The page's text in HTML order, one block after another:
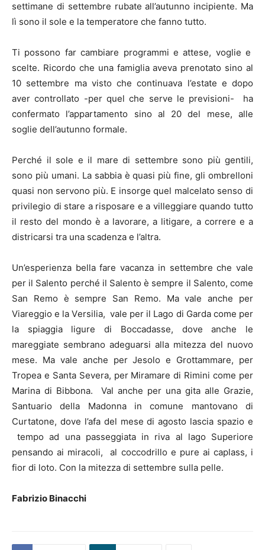
settimane di settembre rubate all’autunno incipiente. Ma
lì sono il sole e la temperatore che fanno tutto.
Ti possono far cambiare programmi e attese, voglie e
scelte. Ricordo che una famiglia aveva prenotato sino al
10 settembre ma visto che continuava l’estate e dopo
aver controllato -per quel che serve le previsioni- ha
confermato l’appartamento sino al 20 del mese, alle
soglie dell’autunno formale.
Perché il sole e il mare di settembre sono più gentili,
sono più umani. La sabbia è quasi più fine, gli ombrelloni
quasi non servono più. E insorge quel malcelato senso di
privilegio di stare a risposare e a villeggiare quando tutto
il resto del mondo è a lavorare, a litigare, a correre e a
districarsi tra una scadenza e l’altra.
Un’esperienza bella fare vacanza in settembre che vale
per il Salento perché il Salento è sempre il Salento, come
San Remo è sempre San Remo. Ma vale anche per
Viareggio e la Versilia, vale per il Lago di Garda come per
la spiaggia ligure di Boccadasse, dove anche le
mareggiate sembrano adeguarsi alla mitezza del nuovo
mese. Ma vale anche per Jesolo e Grottammare, per
Tropea e Santa Severa, per Miramare di Rimini come per
Marina di Bibbona. Val anche per una gita alle Grazie,
Santuario della Madonna in comune mantovano di
Curtatone, dove l’afa del mese di agosto lascia spazio e
tempo ad una passeggiata in riva al lago Superiore
pensando ai miracoli, al coccodrillo e pure ai caplass, i
fior di loto. Con la mitezza di settembre sulla pelle.
Fabrizio Binacchi